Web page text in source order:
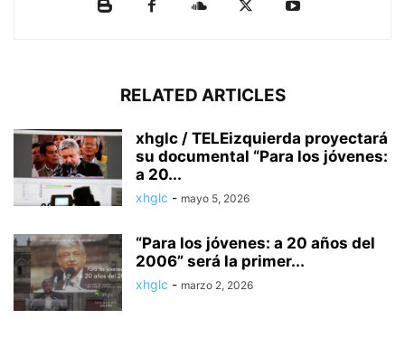
RELATED ARTICLES
xhglc / TELEizquierda proyectará
su documental “Para los jóvenes:
a 20...
xhglc - mayo 5, 2026
“Para los jóvenes: a 20 años del
2006” será la primer...
xhglc - marzo 2, 2026